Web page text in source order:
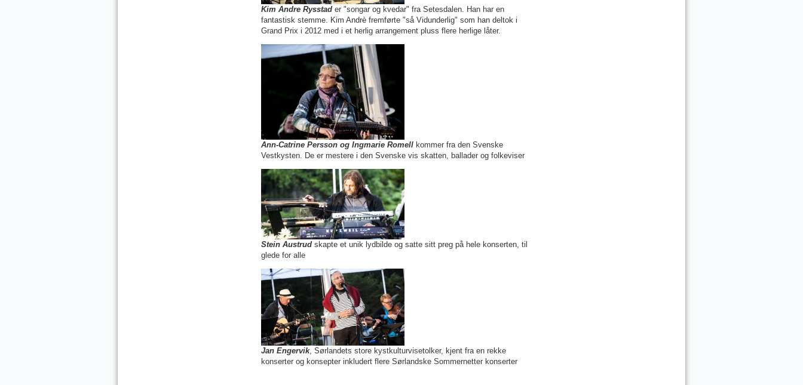
Kim Andre Rysstad er "songar og kvedar" fra Setesdalen. Han har en
fantastisk stemme. Kim Andrè fremførte "så Vidunderlig" som han deltok i
Grand Prix i 2012 med i et herlig arrangement pluss flere herlige låter.
Ann-Catrine Persson og Ingmarie Romell kommer fra den Svenske
Vestkysten. De er mestere i den Svenske vis skatten, ballader og folkeviser
Stein Austrud skapte et unik lydbilde og satte sitt preg på hele konserten, til
glede for alle
Jan Engervik, Sørlandets store kystkulturvisetolker, kjent fra en rekke
konserter og konsepter inkludert flere Sørlandske Sommernetter konserter